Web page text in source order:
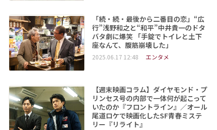
「続・続・最後から二番目の恋」“広
行”浅野和之と“和平”中井貴一のドタ
バタ劇に爆笑 「手錠でトイレと土下
座なんて、腹筋崩壊した」
2025.06.17 12:48 エンタメ
【週末映画コラム】ダイヤモンド・プ
リンセス号の内部で一体何が起こって
いたのか『フロントライン』／オール
尾道ロケで映画化したSF青春ミステ
リー『リライト』